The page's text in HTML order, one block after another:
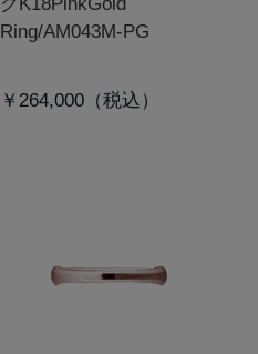
Ring/AM043M-PG
￥264,000